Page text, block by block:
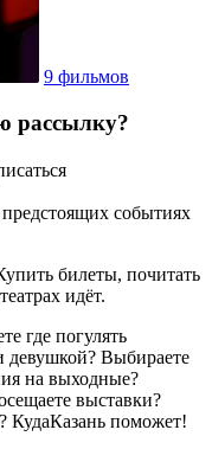
9 фильмов
рассылку?
событиях
билеты, почитать
идёт.
где погулять
девушкой? Выбираете
на выходные?
выставки?
КудаКазань поможет!